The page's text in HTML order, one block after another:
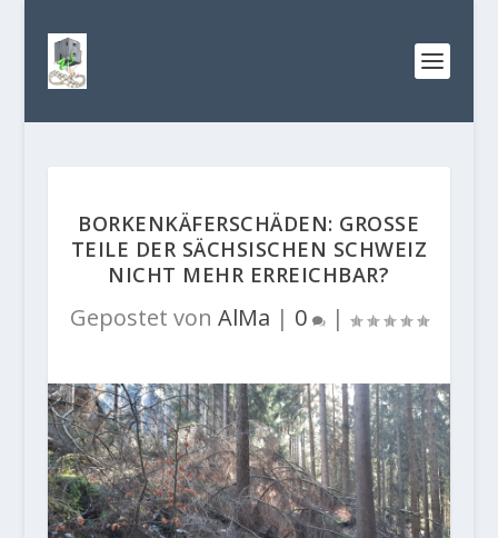
BORKENKÄFERSCHÄDEN: GROSSE T
EILE DER SÄCHSISCHEN SCHWEIZ N
ICHT MEHR ERREICHBAR?
Gepostet von AlMa | 0 |